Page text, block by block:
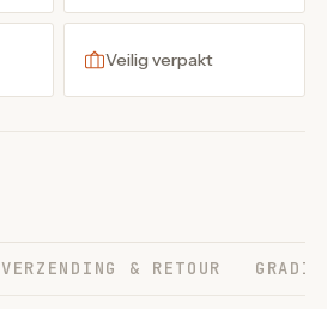
Veilig verpakt
VERZENDING & RETOUR